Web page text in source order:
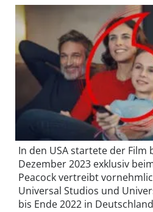
In den USA startete der Film
Dezember 2023 exklusiv
Peacock vertreibt
Universal Studios und
bis Ende 2022 in